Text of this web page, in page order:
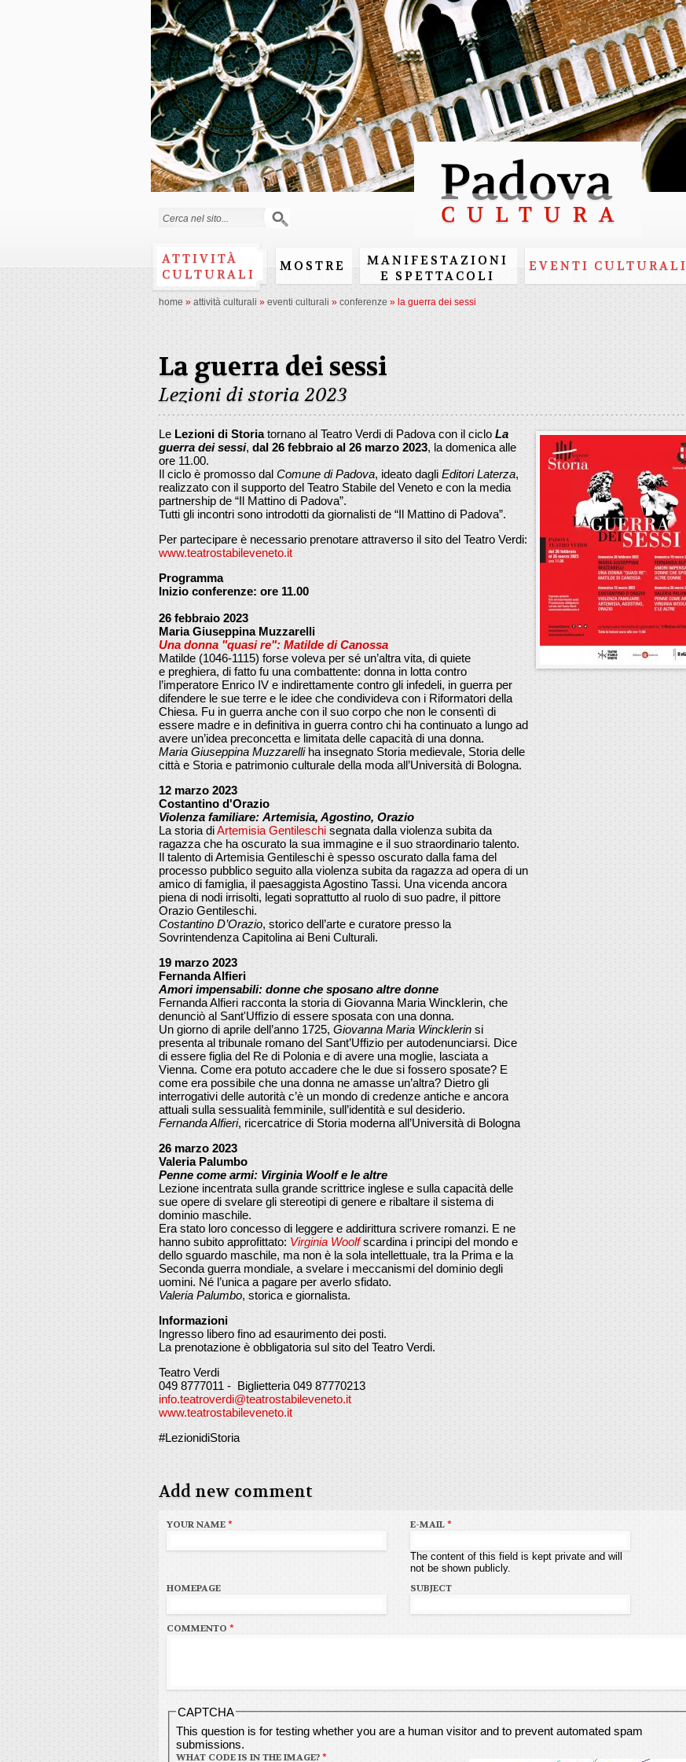
Skip to
main
content
ATTIVITÀ
CULTURALI
MOSTRE
MANIFESTAZIONI
E SPETTACOLI
EVENTI CULTURALI
home » attività culturali » eventi culturali » conferenze » la guerra dei sessi
La guerra dei sessi
Lezioni di storia 2023
Le Lezioni di Storiatornano al Teatro Verdi di Padova con il ciclo La
guerra dei sessi, dal 26 febbraio al 26 marzo 2023, la domenica alle
ore 11.00.
Il ciclo è promosso dal Comune di Padova, ideato dagli Editori Laterza,
realizzato con il supporto del Teatro Stabile del Veneto e con la media
partnership de “Il Mattino di Padova”.
Tutti gli incontri sono introdotti da giornalisti de “Il Mattino di Padova”.
Per partecipare è necessario prenotare attraverso il sito del Teatro Verdi:
www.teatrostabileveneto.it
Programma
Inizio conferenze: ore 11.00
26 febbraio 2023
Maria Giuseppina Muzzarelli
Una donna "quasi re": Matilde di Canossa
Matilde (1046-1115) forse voleva per sé un’altra vita, di quiete
e preghiera, di fatto fu una combattente: donna in lotta contro
l’imperatore Enrico IV e indirettamente contro gli infedeli, in guerra per
difendere le sue terre e le idee che condivideva con i Riformatori della
Chiesa. Fu in guerra anche con il suo corpo che non le consentì di
essere madre e in definitiva in guerra contro chi ha continuato a lungo ad
avere un’idea preconcetta e limitata delle capacità di una donna.
Maria Giuseppina Muzzarelliha insegnato Storia medievale, Storia delle
città e Storia e patrimonio culturale della moda all’Università di Bologna.
12 marzo 2023
Costantino d'Orazio
Violenza familiare: Artemisia, Agostino, Orazio
La storia diArtemisia Gentileschi segnata dalla violenza subita da
ragazza che ha oscurato la sua immagine e il suo straordinario talento.
Il talento di Artemisia Gentileschi è spesso oscurato dalla fama del
processo pubblico seguito alla violenza subita da ragazza ad opera di un
amico di famiglia, il paesaggista Agostino Tassi. Una vicenda ancora
piena di nodi irrisolti, legati soprattutto al ruolo di suo padre, il pittore
Orazio Gentileschi.
Costantino D’Orazio, storico dell’arte e curatore presso la
Sovrintendenza Capitolina ai Beni Culturali.
19 marzo 2023
Fernanda Alfieri
Amori impensabili: donne che sposano altre donne
Fernanda Alfieri racconta la storia di Giovanna Maria Wincklerin, che
denunciò al Sant'Uffizio di essere sposata con una donna.
Un giorno di aprile dell’anno 1725, Giovanna Maria Wincklerin si
presenta al tribunale romano del Sant’Uffizio per autodenunciarsi. Dice
di essere figlia del Re di Polonia e di avere una moglie, lasciata a
Vienna. Come era potuto accadere che le due si fossero sposate? E
come era possibile che una donna ne amasse un’altra? Dietro gli
interrogativi delle autorità c’è un mondo di credenze antiche e ancora
attuali sulla sessualità femminile, sull’identità e sul desiderio.
Fernanda Alfieri, ricercatrice di Storia moderna all’Università di Bologna
26 marzo 2023
Valeria Palumbo
Penne come armi: Virginia Woolf e le altre
Lezione incentrata sulla grande scrittrice inglese e sulla capacità delle
sue opere di svelare gli stereotipi di genere e ribaltare il sistema di
dominio maschile.
Era stato loro concesso di leggere e addirittura scrivere romanzi. E ne
hanno subito approfittato: Virginia Woolfscardina i principi del mondo e
dello sguardo maschile, ma non è la sola intellettuale, tra la Prima e la
Seconda guerra mondiale, a svelare i meccanismi del dominio degli
uomini. Né l’unica a pagare per averlo sfidato.
Valeria Palumbo, storica e giornalista.
Informazioni
Ingresso libero fino ad esaurimento dei posti.
La prenotazione è obbligatoria sul sito del Teatro Verdi.
Teatro Verdi
049 8777011 - Biglietteria 049 87770213
info.teatroverdi@teatrostabileveneto.it
www.teatrostabileveneto.it
#LezionidiStoria
Add new comment
YOUR NAME* E-MAIL*
The content of this field is kept private and will
not be shown publicly.
HOMEPAGE SUBJECT
COMMENTO *
CAPTCHA
This question is for testing whether you are a human visitor and to prevent automated spam
submissions.
WHAT CODE IS IN THE IMAGE?*